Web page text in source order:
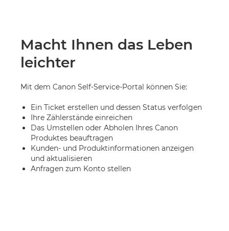
Häufig gestellte Fragen (FAQ)
Macht Ihnen das Leben
leichter
Mit dem Canon Self-Service-Portal können Sie:
Ein Ticket erstellen und dessen Status verfolgen
Ihre Zählerstände einreichen
Das Umstellen oder Abholen Ihres Canon
Produktes beauftragen
Kunden- und Produktinformationen anzeigen
und aktualisieren
Anfragen zum Konto stellen